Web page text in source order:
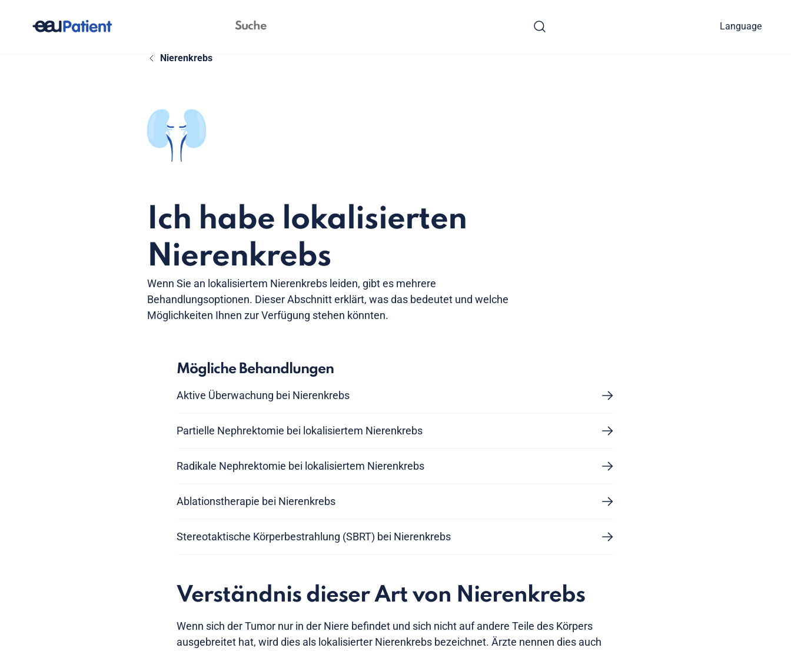
Language
Nierenkrebs
Ich habe lokalisierten
Nierenkrebs
Wenn Sie an lokalisiertem Nierenkrebs leiden, gibt es mehrere
Behandlungsoptionen. Dieser Abschnitt erklärt, was das bedeutet und welche
Möglichkeiten Ihnen zur Verfügung stehen könnten.
Mögliche Behandlungen
Aktive Überwachung bei Nierenkrebs
Partielle Nephrektomie bei lokalisiertem Nierenkrebs
Radikale Nephrektomie bei lokalisiertem Nierenkrebs
Ablationstherapie bei Nierenkrebs
Stereotaktische Körperbestrahlung (SBRT) bei Nierenkrebs
Verständnis dieser Art von Nierenkrebs
Wenn sich der Tumor nur in der Niere befindet und sich nicht auf andere Teile des Körpers
ausgebreitet hat, wird dies als lokalisierter Nierenkrebs bezeichnet. Ärzte nennen dies auch